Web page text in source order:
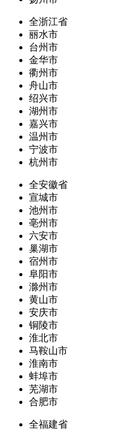
全浙江省
丽水市
台州市
金华市
衢州市
舟山市
绍兴市
湖州市
嘉兴市
温州市
宁波市
杭州市
全安徽省
宣城市
池州市
亳州市
六安市
巢湖市
宿州市
阜阳市
滁州市
黄山市
安庆市
铜陵市
淮北市
马鞍山市
淮南市
蚌埠市
芜湖市
合肥市
全福建省